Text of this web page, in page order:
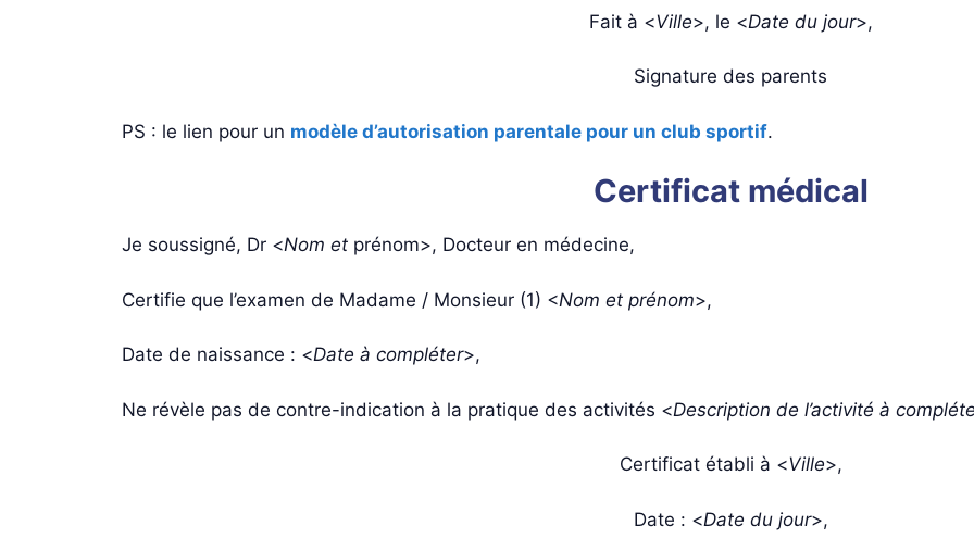
Fait à <Ville>, le <Date du jour>,
Signature des parents
PS : le lien pour un modèle d’autorisation parentale pour un club sportif.
Certificat médical
Je soussigné, Dr <Nom et prénom>, Docteur en médecine,
Certifie que l’examen de Madame / Monsieur (1) <Nom et prénom>,
Date de naissance : <Date à compléter>,
Ne révèle pas de contre-indication à la pratique des activités <Description de l’activité à
Certificat établi à <Ville>,
Date : <Date du jour>,